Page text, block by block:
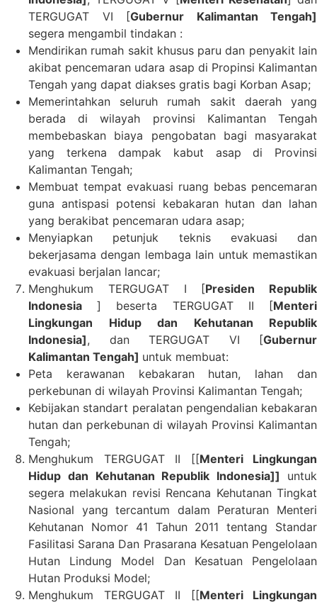
TERGUGAT VI [Gubernur Kalimantan Tengah]
segera mengambil tindakan :
Mendirikan rumah sakit khusus paru dan penyakit lain
akibat pencemaran udara asap di Propinsi Kalimantan
Tengah yang dapat diakses gratis bagi Korban Asap;
Memerintahkan seluruh rumah sakit daerah yang
berada di wilayah provinsi Kalimantan Tengah
membebaskan biaya pengobatan bagi masyarakat
yang terkena dampak kabut asap di Provinsi
Kalimantan Tengah;
Membuat tempat evakuasi ruang bebas pencemaran
guna antispasi potensi kebakaran hutan dan lahan
yang berakibat pencemaran udara asap;
Menyiapkan petunjuk teknis evakuasi dan
bekerjasama dengan lembaga lain untuk memastikan
evakuasi berjalan lancar;
Menghukum TERGUGAT I [Presiden Republik
Indonesia ] beserta TERGUGAT II [Menteri
Lingkungan Hidup dan Kehutanan Republik
Indonesia], dan TERGUGAT VI [Gubernur
Kalimantan Tengah] untuk membuat:
Peta kerawanan kebakaran hutan, lahan dan
perkebunan di wilayah Provinsi Kalimantan Tengah;
Kebijakan standart peralatan pengendalian kebakaran
hutan dan perkebunan di wilayah Provinsi Kalimantan
Tengah;
Menghukum TERGUGAT II [[Menteri Lingkungan
Hidup dan Kehutanan Republik Indonesia]] untuk
segera melakukan revisi Rencana Kehutanan Tingkat
Nasional yang tercantum dalam Peraturan Menteri
Kehutanan Nomor 41 Tahun 2011 tentang Standar
Fasilitasi Sarana Dan Prasarana Kesatuan Pengelolaan
Hutan Lindung Model Dan Kesatuan Pengelolaan
Hutan Produksi Model;
Menghukum TERGUGAT II [[Menteri Lingkungan